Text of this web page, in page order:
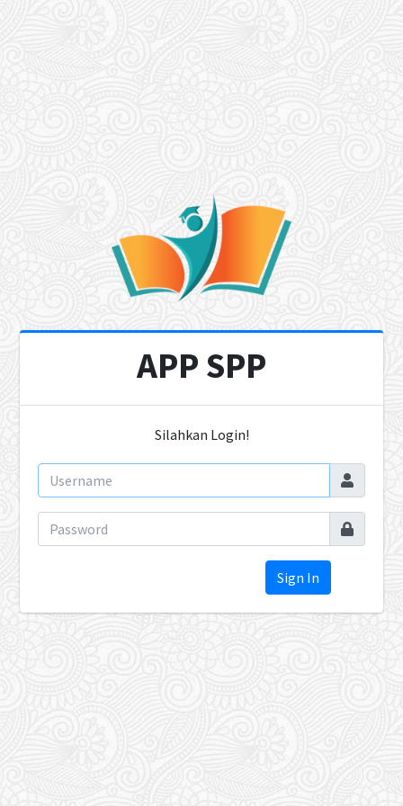
APP SPP
Silahkan Login!
Sign In